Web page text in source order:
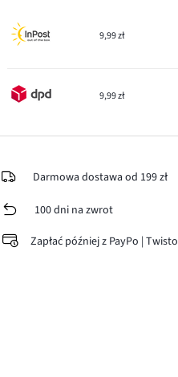
9,99 zł
9,99 zł
Darmowa dostawa od 199 zł
100 dni na zwrot
Zapłać później z PayPo | Twisto